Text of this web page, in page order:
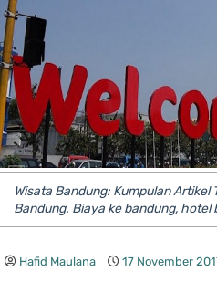
Wisata Bandung: Kumpulan Artikel
Bandung. Biaya ke bandung, hotel
Hafid Maulana 17 November